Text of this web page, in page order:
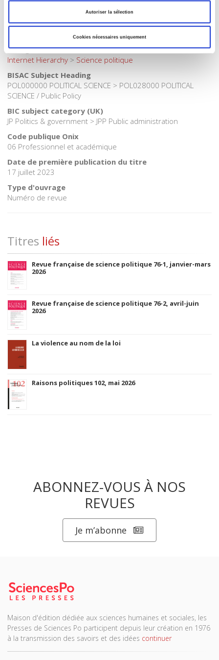
Autoriser la sélection
Cookies nécessaires uniquement
Science politique
Catégorie (éditeur)
>Politique
Catégorie (éditeur)
Internet Hierarchy > Science politique
BISAC Subject Heading
POL000000 POLITICAL SCIENCE > POL028000 POLITICAL
SCIENCE / Public Policy
BIC subject category (UK)
JP Politics & government > JPP Public administration
Code publique Onix
06 Professionnel et académique
Date de première publication du titre
17 juillet 2023
Type d'ouvrage
Numéro de revue
Titres liés
Revue française de science politique 76-1, janvier-mars
2026
Revue française de science politique 76-2, avril-juin
2026
La violence au nom de la loi
Raisons politiques 102, mai 2026
ABONNEZ-VOUS À NOS
REVUES
Je m’abonne
Maison d'édition dédiée aux sciences humaines et sociales, les
Presses de Sciences Po participent depuis leur création en 1976
à la transmission des savoirs et des idées continuer